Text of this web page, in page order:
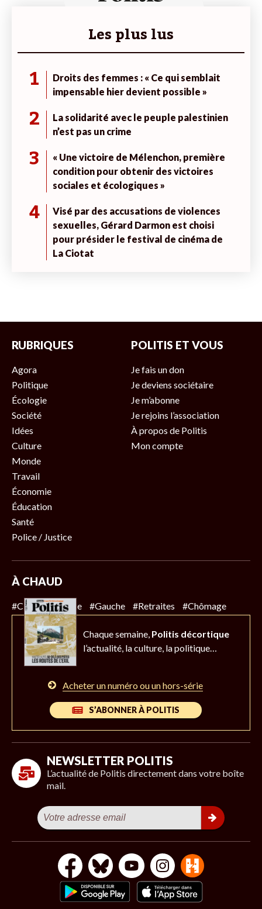
Les plus lus
1
Droits des femmes : « Ce qui semblait
impensable hier devient possible »
2
La solidarité avec le peuple palestinien
n’est pas un crime
3
« Une victoire de Mélenchon, première
condition pour obtenir des victoires
sociales et écologiques »
4
Visé par des accusations de violences
sexuelles, Gérard Darmon est choisi
pour présider le festival de cinéma de
La Ciotat
RUBRIQUES
Agora
Politique
Écologie
Société
Idées
Culture
Monde
Travail
Économie
Éducation
Santé
Police / Justice
POLITIS ET VOUS
Je fais un don
Je deviens sociétaire
Je m’abonne
Je rejoins l’association
À propos de Politis
Mon compte
À CHAUD
#Climat #Police #Gauche #Retraites #Chômage
Chaque semaine, Politis décortique
l’actualité, la culture, la politique…
Acheter un numéro ou un hors-série
S’ABONNER À POLITIS
NEWSLETTER POLITIS
L’actualité de Politis directement dans votre boîte
mail.